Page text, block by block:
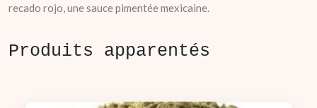
recado rojo, une sauce pimentée mexicaine.
Produits apparentés